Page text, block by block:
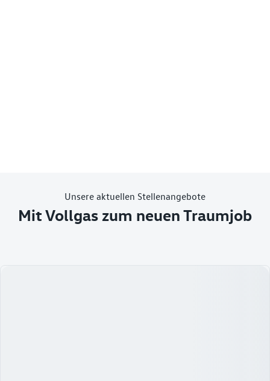
Unsere aktuellen Stellenangebote
Mit Vollgas zum neuen Traumjob